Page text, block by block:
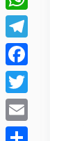
WhatsApp
Telegram
Facebook
Twitter
Email